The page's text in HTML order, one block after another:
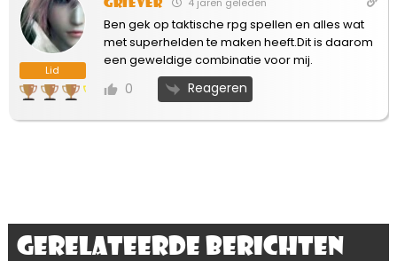
Lid
Ben gek op taktische rpg spellen en alles wat
met superhelden te maken heeft.Dit is daarom
een geweldige combinatie voor mij.
0 Reageren
Gerelateerde berichten